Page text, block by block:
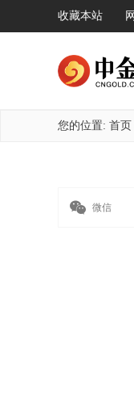
收藏本站
您的位置: 首页
 微信